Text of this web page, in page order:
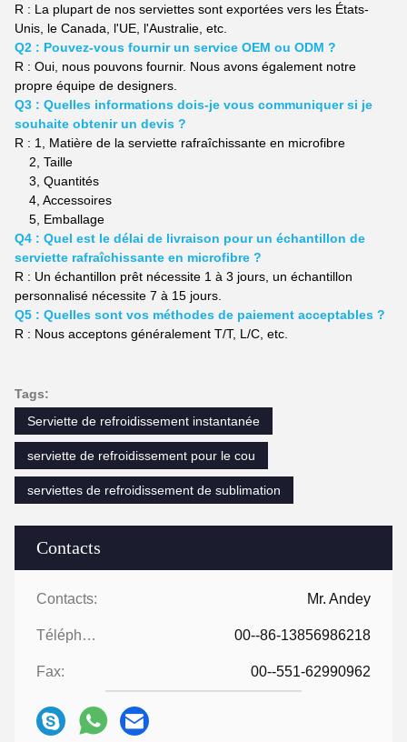
Contacts
Contacts: Mr. Andey
Téléphone: 00--86-13856986218
Fax: 00--551-62990962
R : La plupart de nos serviettes sont exportées vers les États-
Unis, le Canada, l'UE, l'Australie, etc.
Q2 : Pouvez-vous fournir un service OEM ou ODM ?
R : Oui, nous pouvons fournir. Nous avons également notre
propre équipe de designers.
Q3 : Quelles informations dois-je vous communiquer si je
souhaite obtenir un devis ?
R : 1, Matière de la serviette rafraîchissante en microfibre
2, Taille
3, Quantités
4, Accessoires
5, Emballage
Q4 : Quel est le délai de livraison pour un échantillon de
serviette rafraîchissante en microfibre ?
R : Un échantillon prêt nécessite 1 à 3 jours, un échantillon
personnalisé nécessite 7 à 15 jours.
Q5 : Quelles sont vos méthodes de paiement acceptables ?
R : Nous acceptons généralement T/T, L/C, etc.
Tags:
Serviette de refroidissement instantanée
serviette de refroidissement pour le cou
serviettes de refroidissement de sublimation